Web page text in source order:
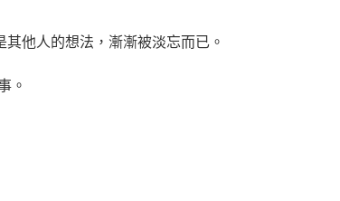
他人的想法，漸漸被淡忘而已。
。